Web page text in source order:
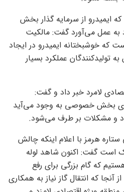
ایمیدرو از سرمایه گذار بخش
عمل می‌آورد گفت: مالکیت
که خوشبختانه ایمیدرو در ایجاد
عملکرد بسیار
لامرد خبر داد و گفت:
بخش خصوصی به وجود می‌آید
و مشکلات بر طرف می‌شود.
هرمز با اعلام اینکه چالش
است گفت: اکنون شاهد لوله
که گام بزرگی برای رفع
که انتقال گاز نیاز به همکاری